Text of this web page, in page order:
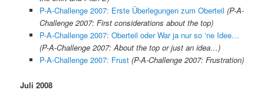
P-A-Challenge 2007: Erste Überlegungen zum Oberteil (P-A-
Challenge 2007: First considerations about the top)
P-A-Challenge 2007: Oberteil oder War ja nur so ‘ne Idee…
(P-A-Challenge 2007: About the top or just an idea…)
P-A-Challenge 2007: Frust (P-A-Challenge 2007: Frustration)
Juli 2008